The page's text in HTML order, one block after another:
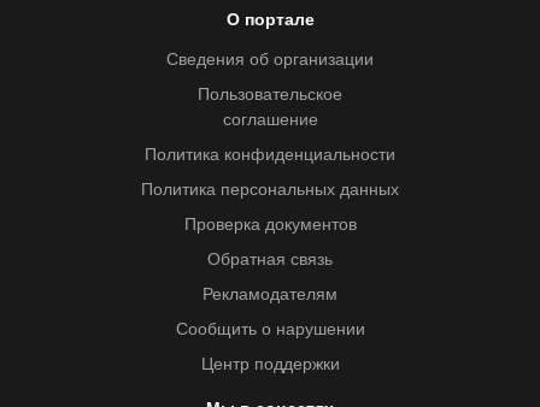
О портале
Сведения об организации
Пользовательское
соглашение
Политика конфиденциальности
Политика персональных данных
Проверка документов
Обратная связь
Рекламодателям
Сообщить о нарушении
Центр поддержки